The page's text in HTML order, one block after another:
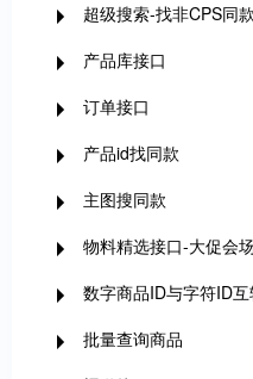
超级搜索-找非CPS同款
产品库接口
订单接口
产品id找同款
主图搜同款
物料精选接口-大促会
数字商品ID与字符ID
批量查询商品